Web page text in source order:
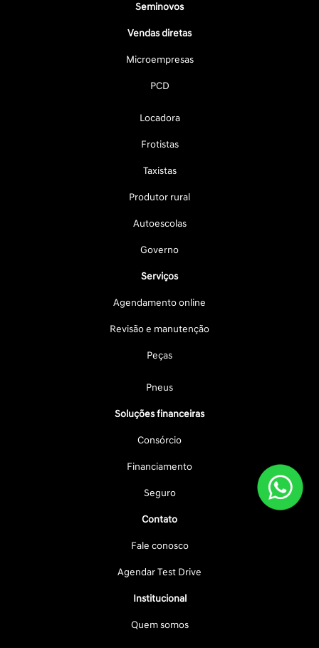
Seminovos
Vendas diretas
Microempresas
PCD
Locadora
Frotistas
Taxistas
Produtor rural
Autoescolas
Governo
Serviços
Agendamento online
Revisão e manutenção
Peças
Pneus
Soluções financeiras
Consórcio
Financiamento
Seguro
Contato
Fale conosco
Agendar Test Drive
Institucional
Quem somos